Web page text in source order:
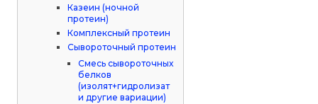
Казеин (ночной
протеин)
Комплексный протеин
Сывороточный протеин
Смесь сывороточных
белков
(изолят+гидролизат
и другие вариации)